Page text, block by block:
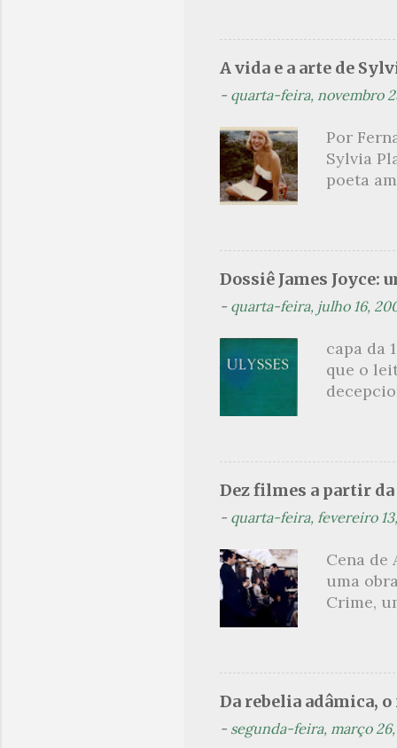
não,
toda
na hora
A vida e a arte de
- quarta-feira, novembro
Por
Sylvia
poeta
como
Hughes.
aluna
ao livro
Dossiê James Joyce:
- quarta-feira, julho 16,
capa da
que o
leitor,
leitura
heróico
próprio
Dez filmes a partir
- quarta-feira, fevereiro
Cena de
uma
Crime,
um dos
na
aqueles
Da rebelia adâmica,
- segunda-feira, março 26,